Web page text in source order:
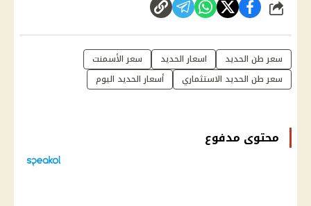
شارك
سعر طن الحديد اسعار الحديد
سعر الأسمنت
سعر طن الحديد الاستثماري
أسعار الحديد اليوم
محتوى مدفوع